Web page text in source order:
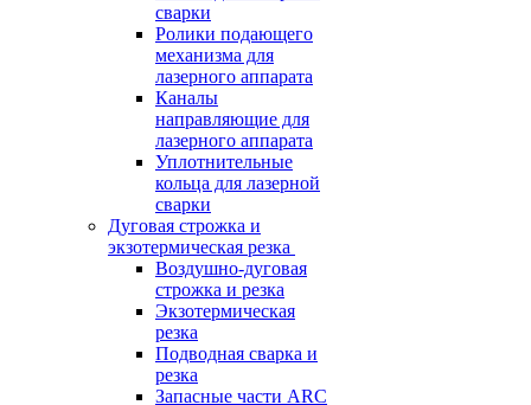
сварки
Ролики подающего
механизма для
лазерного аппарата
Каналы
направляющие для
лазерного аппарата
Уплотнительные
кольца для лазерной
сварки
Дуговая строжка и
экзотермическая резка
Воздушно-дуговая
строжка и резка
Экзотермическая
резка
Подводная сварка и
резка
Запасные части ARC